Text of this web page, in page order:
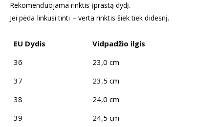
Rekomenduojama rinktis įprastą dydį.
Jei pėda linkusi tinti – verta rinktis šiek tiek didesnį.
EU Dydis
Vidpadžio ilgis
36
23,0 cm
37
23,5 cm
38
24,0 cm
39
24,5 cm